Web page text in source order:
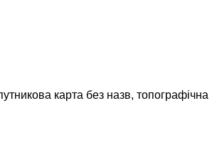
карта без назв, топографічна